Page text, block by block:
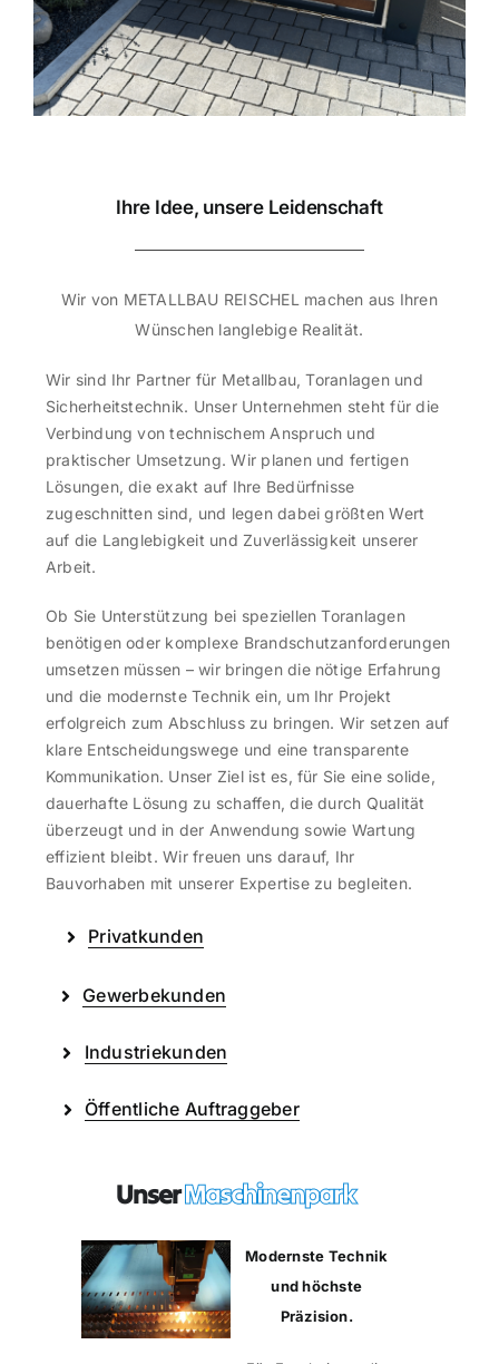
Ihre Idee, unsere Leidenschaft
Wir von METALLBAU REISCHEL machen aus Ihren
Wünschen langlebige Realität.
Wir sind Ihr Partner für Metallbau, Toranlagen und
Sicherheitstechnik. Unser Unternehmen steht für die
Verbindung von technischem Anspruch und
praktischer Umsetzung. Wir planen und fertigen
Lösungen, die exakt auf Ihre Bedürfnisse
zugeschnitten sind, und legen dabei größten Wert
auf die Langlebigkeit und Zuverlässigkeit unserer
Arbeit.
Ob Sie Unterstützung bei speziellen Toranlagen
benötigen oder komplexe Brandschutzanforderungen
umsetzen müssen – wir bringen die nötige Erfahrung
und die modernste Technik ein, um Ihr Projekt
erfolgreich zum Abschluss zu bringen. Wir setzen auf
klare Entscheidungswege und eine transparente
Kommunikation. Unser Ziel ist es, für Sie eine solide,
dauerhafte Lösung zu schaffen, die durch Qualität
überzeugt und in der Anwendung sowie Wartung
effizient bleibt. Wir freuen uns darauf, Ihr
Bauvorhaben mit unserer Expertise zu begleiten.
Privatkunden
Gewerbekunden
Industriekunden
Öffentliche Auftraggeber
UnserMaschinenpark
Modernste Technik
und höchste
Präzision.